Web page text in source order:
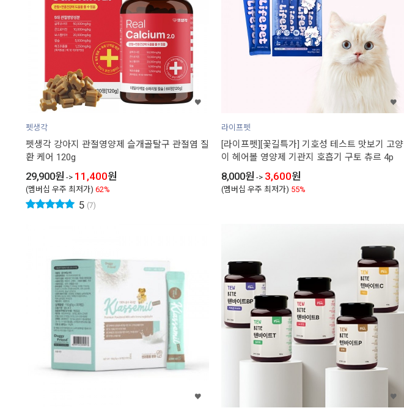
펫생각
펫생각 강아지 관절영양제 슬개골탈구 관절염 질
환 케어 120g
29,900원 -> 11,400원
(멤버십 우주 최저가) 62%
5 (7)
라이프펫
[라이프펫][꽃길특가] 기호성 테스트 맛보기 고양
이 헤어볼 영양제 기관지 호흡기 구토 츄르 4p
8,000원 -> 3,600원
(멤버십 우주 최저가) 55%